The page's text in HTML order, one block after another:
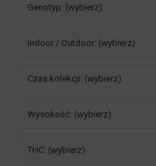
Genotyp: (wybierz)
Indoor / Outdoor: (wybierz)
Czas kolekcji: (wybierz)
Wysokość: (wybierz)
THC: (wybierz)